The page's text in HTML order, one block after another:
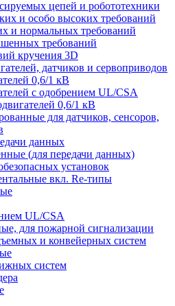
цепей и робототехники
и особо высоких требований
и нормальных требований
требований
кручения 3D
датчиков и сервоприводов
0,6/1 кВ
с одобрением UL/CSA
0,6/1 кВ
для датчиков, cенсоров,
данных
(для передачи данных)
установок
вкл. Re-типы
UL/CSA
для пожарной сигнализации
и конвейерных систем
систем